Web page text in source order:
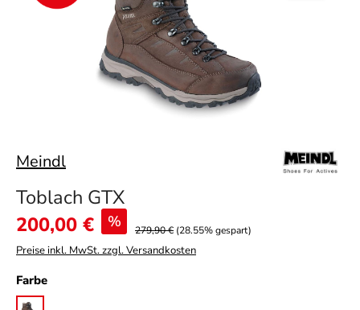
Meindl
Toblach GTX
Verkaufspreis:
200,00 € % 279,90 € (28.55% gespart)
Preise inkl. MwSt. zzgl. Versandkosten
Farbeauswählen